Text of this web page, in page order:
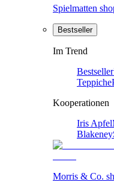
Spielmatten
Bestseller
Im Trend
Bestseller
Teppiche
Kooperationen
Iris Apfel
Blakeney
Morris & Co.